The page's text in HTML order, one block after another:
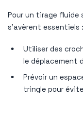
Pour un tirage fluide
s’avèrent essentiels :
Utiliser des
le déplacement
Prévoir un
tringle pour